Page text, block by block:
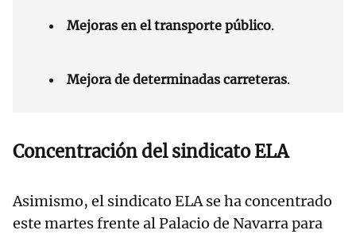
Mejoras en el transporte público.
Mejora de determinadas carreteras.
Concentración del sindicato ELA
Asimismo, el sindicato ELA se ha concentrado
este martes frente al Palacio de Navarra para